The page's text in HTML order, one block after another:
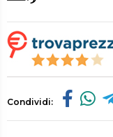
Condividi: